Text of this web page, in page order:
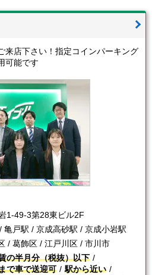
来店下さい！指定コインパーキング
可能です
1-49-3第28東ビル2F
亀戸駅 / 京成高砂駅 / 京成小岩駅
/ 葛飾区 / 江戸川区 / 市川市
の半月分（税抜）以下
で車で送迎可
駅から近い